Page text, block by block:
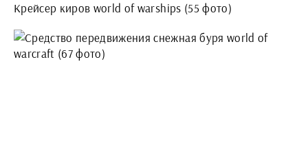
Крейсер киров world of warships (55 фото)